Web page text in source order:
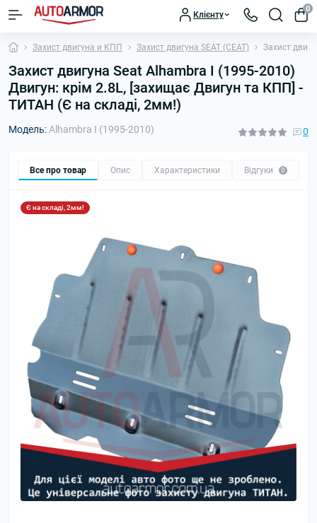
Клієнту
0
Захист двигуна и КПП Захист двигуна SEAT (СЕАТ) Захист
Захист двигуна Seat Alhambra I (1995-2010)
Двигун: крім 2.8L, [захищає Двигун та КПП] -
ТИТАН (Є на складі, 2мм!)
Модель: Alhambra I (1995-2010) 0
Все про товар Опис Характеристики Відгуки 0
Є на складі, 2мм!